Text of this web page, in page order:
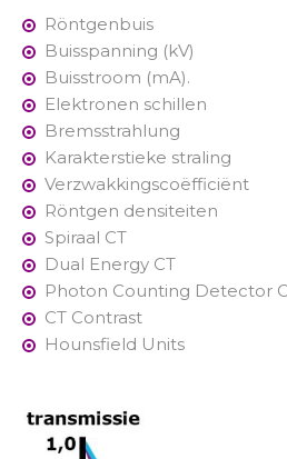
Röntgenbuis
Buisspanning (kV)
Buisstroom (mA).
Elektronen schillen
Bremsstrahlung
Karakterstieke straling
Verzwakkingscoëfficiënt
Röntgen densiteiten
Spiraal CT
Dual Energy CT
Photon Counting Detector
CT Contrast
Hounsfield Units